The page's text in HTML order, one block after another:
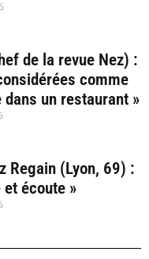
de la revue Nez) :
comme
un restaurant »
Regain (Lyon, 69) :
écoute »